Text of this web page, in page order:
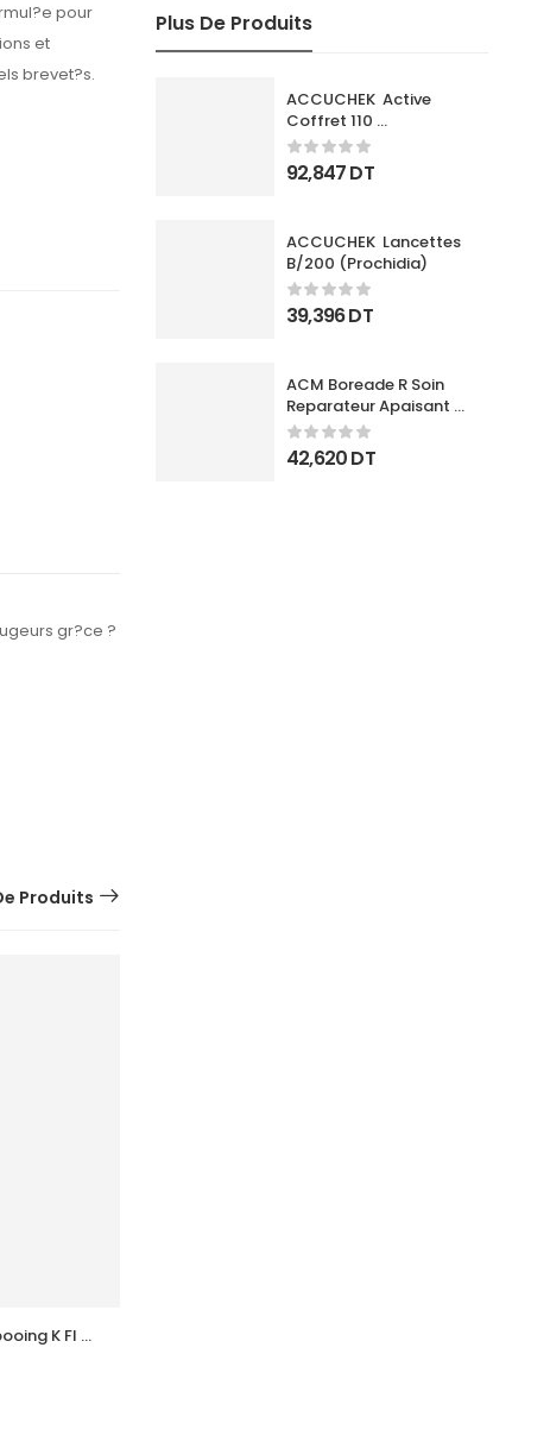
Plus De Produits
ACCUCHEK  Active
Coffret 110
Bandlettes+Appareil
92,847DT
ACCUCHEK  Lancettes
B/200 (Prochidia)
39,396DT
ACM Boreade R Soin
Reparateur Apaisant
40Ml
42,620DT
pour
et
brevet?s.
gr?ce ?
Produits
K Fl